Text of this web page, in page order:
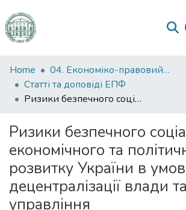
Communities
&
Collections
Statistics
Home
04. Економіко-правовий факультет
Статті та доповіді ЕПФ
Ризики безпечного соціально-економічного та політичного розвитку України в умовах децентралізації влади та управління
Ризики безпечного
економічного та
розвитку України в
децентралізації влади та
управління